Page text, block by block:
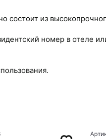
состоит из
номер в отеле